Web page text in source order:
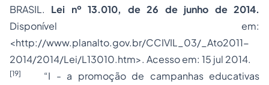
BRASIL. Lei nº 13.010, de 26 de junho de 2014.
Disponível em:
<http://www.planalto.gov.br/CCIVIL_03/_Ato2011-
2014/2014/Lei/L13010.htm>. Acesso em: 15 jul 2014.
[19]
“I - a promoção de campanhas educativas